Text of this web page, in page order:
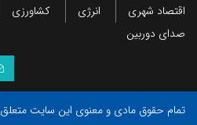
اقتصاد شهری
انرژی کشاورزی
صدای دوربین
تمام حقوق مادی و معنوی این سایت متعلق